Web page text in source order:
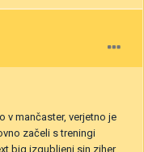
v mančaster, verjetno je
začeli s treningi
big izgubljeni sin ziher